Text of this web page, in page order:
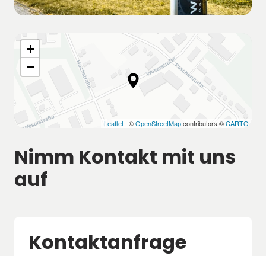
+
−
Leaflet | ©OpenStreetMapcontributors ©CARTO
Nimm Kontakt mit uns
auf
Kontaktanfrage